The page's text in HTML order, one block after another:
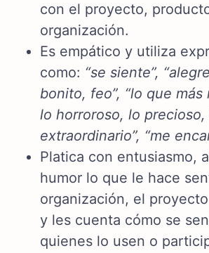
con el proyecto,
organización.
Es empático y utiliza
como: “se siente”,
bonito, feo”, “lo que más
lo horroroso, lo precioso,
extraordinario”, “me
Platica con entusiasmo,
humor lo que le hace
organización, el
y les cuenta cómo se
quienes lo usen o